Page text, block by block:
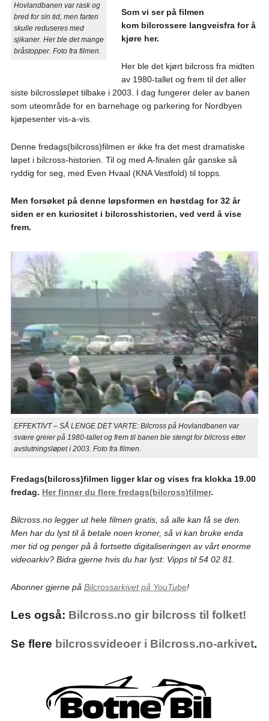
Hovlandbanen var rask og
bred for sin tid, men farten
skulle reduseres med
sjikaner. Her ble det mange
bråstopper. Foto fra filmen.
Som vi ser på filmen
kom bilcrossere langveisfra for å
kjøre her.
Her ble det kjørt bilcross fra midten
av 1980-tallet og frem til det aller
siste bilcrossløpet tilbake i 2003. I dag fungerer deler av banen
som uteområde for en barnehage og parkering for Nordbyen
kjøpesenter vis-a-vis.
Denne fredags(bilcross)filmen er ikke fra det mest dramatiske
løpet i bilcross-historien. Til og med A-finalen går ganske så
ryddig for seg, med Even Hvaal (KNA Vestfold) til topps.
Men forsøket på denne løpsformen en høstdag for 32 år
siden er en kuriositet i bilcrosshistorien, ved verd å vise
frem.
EFFEKTIVT – SÅ LENGE DET VARTE: Bilcross på Hovlandbanen var
svære greier på 1980-tallet og frem til banen ble stengt for bilcross etter
avslutningsløpet i 2003. Foto fra filmen.
Fredags(bilcross)filmen ligger klar og vises fra klokka 19.00
fredag. Her finner du flere fredags(bilcross)filmer.
Bilcross.no legger ut hele filmen gratis, så alle kan få se den.
Men har du lyst til å betale noen kroner, så vi kan bruke enda
mer tid og penger på å fortsette digitaliseringen av vårt enorme
videoarkiv? Bidra gjerne hvis du har lyst: Vipps til 54 02 81.
Abonner gjerne på Bilcrossarkivet på YouTube!
Les også: Bilcross.no gir bilcross til folket!
Se flere bilcrossvideoer i Bilcross.no-arkivet.